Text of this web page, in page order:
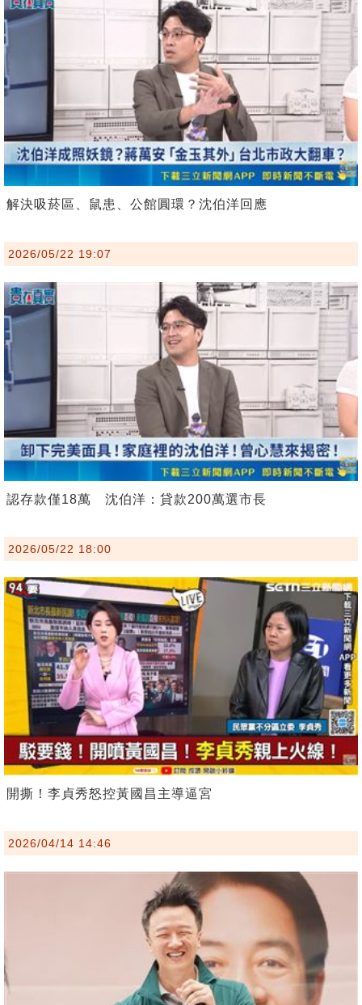
解決吸菸區、鼠患、公館圓環？沈伯洋回應
2026/05/22 19:07
認存款僅18萬 沈伯洋：貸款200萬選市長
2026/05/22 18:00
開撕！李貞秀怒控黃國昌主導逼宮
2026/04/14 14:46